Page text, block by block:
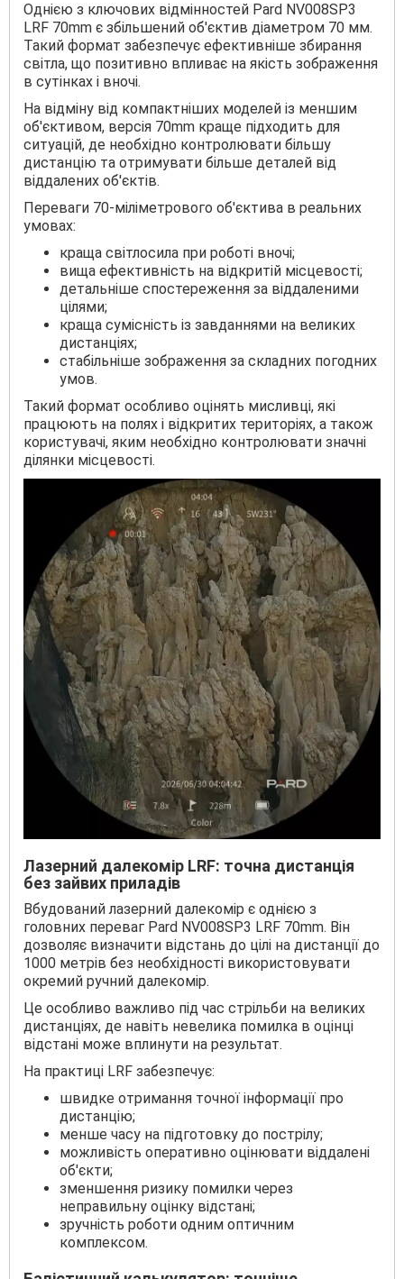
Однією з ключових відмінностей Pard NV008SP3
LRF 70mm є збільшений об'єктив діаметром 70 мм.
Такий формат забезпечує ефективніше збирання
світла, що позитивно впливає на якість зображення
в сутінках і вночі.
На відміну від компактніших моделей із меншим
об'єктивом, версія 70mm краще підходить для
ситуацій, де необхідно контролювати більшу
дистанцію та отримувати більше деталей від
віддалених об'єктів.
Переваги 70-міліметрового об'єктива в реальних
умовах:
краща світлосила при роботі вночі;
вища ефективність на відкритій місцевості;
детальніше спостереження за віддаленими
цілями;
краща сумісність із завданнями на великих
дистанціях;
стабільніше зображення за складних погодних
умов.
Такий формат особливо оцінять мисливці, які
працюють на полях і відкритих територіях, а також
користувачі, яким необхідно контролювати значні
ділянки місцевості.
Лазерний далекомір LRF: точна дистанція
без зайвих приладів
Вбудований лазерний далекомір є однією з
головних переваг Pard NV008SP3 LRF 70mm. Він
дозволяє визначити відстань до цілі на дистанції до
1000 метрів без необхідності використовувати
окремий ручний далекомір.
Це особливо важливо під час стрільби на великих
дистанціях, де навіть невелика помилка в оцінці
відстані може вплинути на результат.
На практиці LRF забезпечує:
швидке отримання точної інформації про
дистанцію;
менше часу на підготовку до пострілу;
можливість оперативно оцінювати віддалені
об'єкти;
зменшення ризику помилки через
неправильну оцінку відстані;
зручність роботи одним оптичним
комплексом.